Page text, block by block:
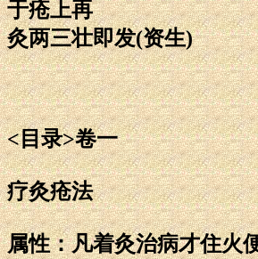
于疮上再
灸两三壮即发(资生)
<目录>卷一
疗灸疮法
属性：凡着灸治病才住火